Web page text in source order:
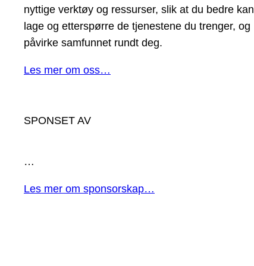
nyttige verktøy og ressurser, slik at du bedre kan
lage og etterspørre de tjenestene du trenger, og
påvirke samfunnet rundt deg.
Les mer om oss…
SPONSET AV
…
Les mer om sponsorskap…